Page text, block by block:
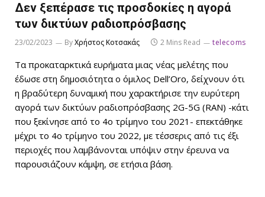
Δεν ξεπέρασε τις προσδοκίες η αγορά
των δικτύων ραδιοπρόσβασης
23/02/2023 ByΧρήστος Κοτσακάς 2 Mins Read telecoms
Τα προκαταρκτικά ευρήματα μιας νέας μελέτης που
έδωσε στη δημοσιότητα ο όμιλος Dell’Oro, δείχνουν ότι
η βραδύτερη δυναμική που χαρακτήρισε την ευρύτερη
αγορά των δικτύων ραδιοπρόσβασης 2G-5G (RAN) -κάτι
που ξεκίνησε από το 4ο τρίμηνο του 2021- επεκτάθηκε
μέχρι το 4ο τρίμηνο του 2022, με τέσσερις από τις έξι
περιοχές που λαμβάνονται υπόψιν στην έρευνα να
παρουσιάζουν κάμψη, σε ετήσια βάση.